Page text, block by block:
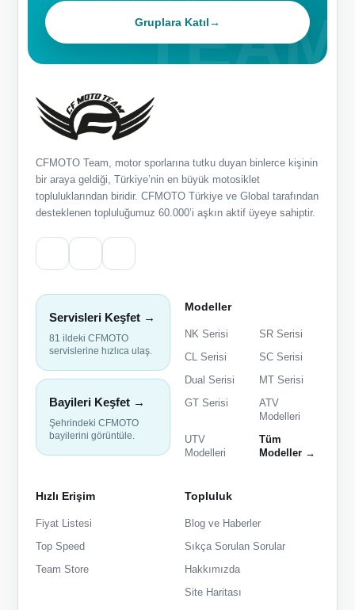
Gruplara Katıl→
CFMOTO Team, motor sporlarına tutku duyan binlerce kişinin
bir araya geldiği, Türkiye’nin en büyük motosiklet
topluluklarından biridir. CFMOTO Türkiye ve Global tarafından
desteklenen topluluğumuz 60.000’i aşkın aktif üyeye sahiptir.
Servisleri Keşfet →
81 ildeki CFMOTO
servislerine hızlıca ulaş.
Bayileri Keşfet →
Şehrindeki CFMOTO
bayilerini görüntüle.
Modeller
NK Serisi
SR Serisi
CL Serisi
SC Serisi
Dual Serisi
MT Serisi
GT Serisi
ATV
Modelleri
UTV
Modelleri
Tüm
Modeller →
Hızlı Erişim
Fiyat Listesi
Top Speed
Team Store
Topluluk
Blog ve Haberler
Sıkça Sorulan Sorular
Hakkımızda
Site Haritası